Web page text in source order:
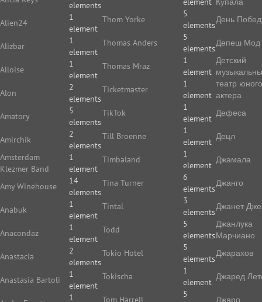
elements
Alien24
1
element
Alizbar
1
element
Alloise
1
element
Alon
2
elements
Amatory
5
elements
Amirchik
2
elements
Amsterdam
Klezmer Band
1
element
Amy Winehouse
14
elements
Anabuk
1
element
Anacondaz
1
element
Anastacia
2
elements
Anastasia Bartoli
1
element
1
Thom Yorke
5
elements
Thomas Anders
5
elements
Thomas Mraz
1
element
Ticketmaster
1
element
TikTok
1
element
Till Broenne
1
element
Timbaland
1
element
Tina Turner
6
elements
Tintal
3
elements
Todd
5
elements
Tokio Hotel
5
elements
Tokischa
1
element
Tom Harrell
5
День
Депеш Мод
Детский
театр юного
актера
Дефеса
Децл
Джамала
Джанго
Джанет
Джанлука
Марчиано
Джарахов
Джаред
Джаро